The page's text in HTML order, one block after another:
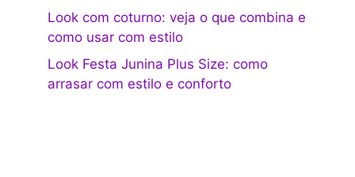
Look com coturno: veja o que combina e
como usar com estilo
Look Festa Junina Plus Size: como
arrasar com estilo e conforto